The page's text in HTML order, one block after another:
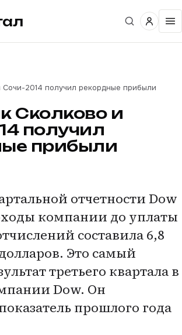
Сочи-2014 получил рекордные прибыли
Сколково и
получил
прибыли
отчетности Dow
компании до уплаты
составила 6,8
Это cамый
третьего квартала в
Dow. Он
прошлого года